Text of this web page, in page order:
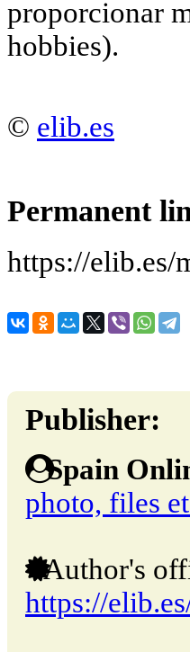
proporcionar
hobbies).
© elib.es
Permanent
https://elib.es/
Publisher:
Spain
photo, files
Author's
https://